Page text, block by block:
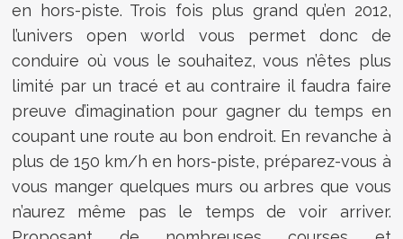
en hors-piste. Trois fois plus grand qu’en 2012,
l’univers open world vous permet donc de
conduire où vous le souhaitez, vous n’êtes plus
limité par un tracé et au contraire il faudra faire
preuve d’imagination pour gagner du temps en
coupant une route au bon endroit. En revanche à
plus de 150 km/h en hors-piste, préparez-vous à
vous manger quelques murs ou arbres que vous
n’aurez même pas le temps de voir arriver.